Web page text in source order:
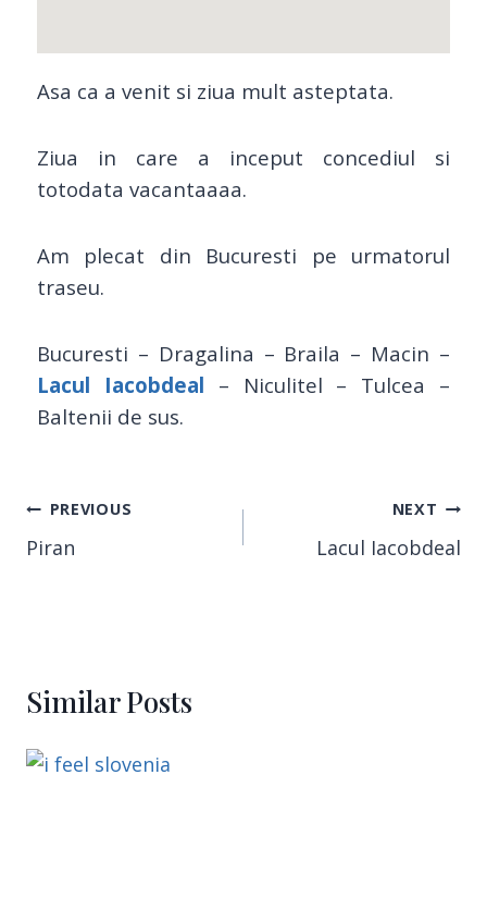
Asa ca a venit si ziua mult asteptata.
Ziua in care a inceput concediul si
totodata vacantaaaa.
Am plecat din Bucuresti pe urmatorul
traseu.
Bucuresti – Dragalina – Braila – Macin –
Lacul Iacobdeal – Niculitel – Tulcea –
Baltenii de sus.
PREVIOUS
Piran
NEXT
Lacul Iacobdeal
Similar Posts